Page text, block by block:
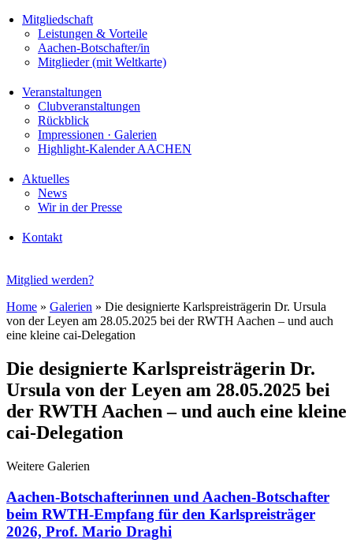
Mitgliedschaft
Leistungen & Vorteile
Aachen-Botschafter/in
Mitglieder (mit Weltkarte)
Veranstaltungen
Clubveranstaltungen
Rückblick
Impressionen · Galerien
Highlight-Kalender AACHEN
Aktuelles
News
Wir in der Presse
Kontakt
Mitglied werden?
Home » Galerien » Die designierte Karlspreisträgerin Dr. Ursula
von der Leyen am 28.05.2025 bei der RWTH Aachen – und auch
eine kleine cai-Delegation
Die designierte Karlspreisträgerin Dr.
Ursula von der Leyen am 28.05.2025 bei
der RWTH Aachen – und auch eine kleine
cai-Delegation
Weitere Galerien
Aachen-Botschafterinnen und Aachen-Botschafter
beim RWTH-Empfang für den Karlspreisträger
2026, Prof. Mario Draghi